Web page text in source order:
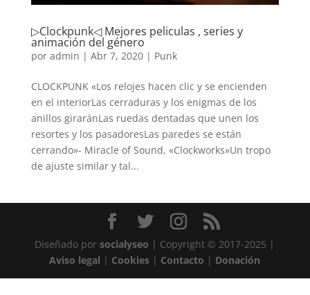
▷Clockpunk◁ Mejores peliculas , series y
animación del género
por admin | Abr 7, 2020| Punk
CLOCKPUNK «Los relojes hacen clic y se encienden
en el interiorLas cerraduras y los enigmas de los
anillos giraránLas ruedas dentadas que unen los
resortes y los pasadoresLas paredes se están
cerrando»- Miracle of Sound, «Clockworks»Un tropo
de ajuste similar y tal...
Diseñado porsocialyseo | Copyright © 2017-2025 |
Aviso legal | Cookies | Contacto | Donación